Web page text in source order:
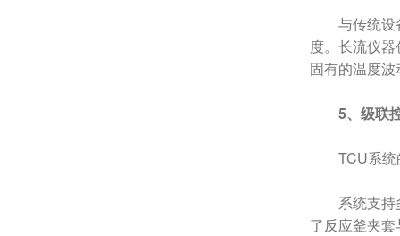
与传统
度。长流仪
固有的温度
5、级联
TCU系
系统支
了反应釜夹